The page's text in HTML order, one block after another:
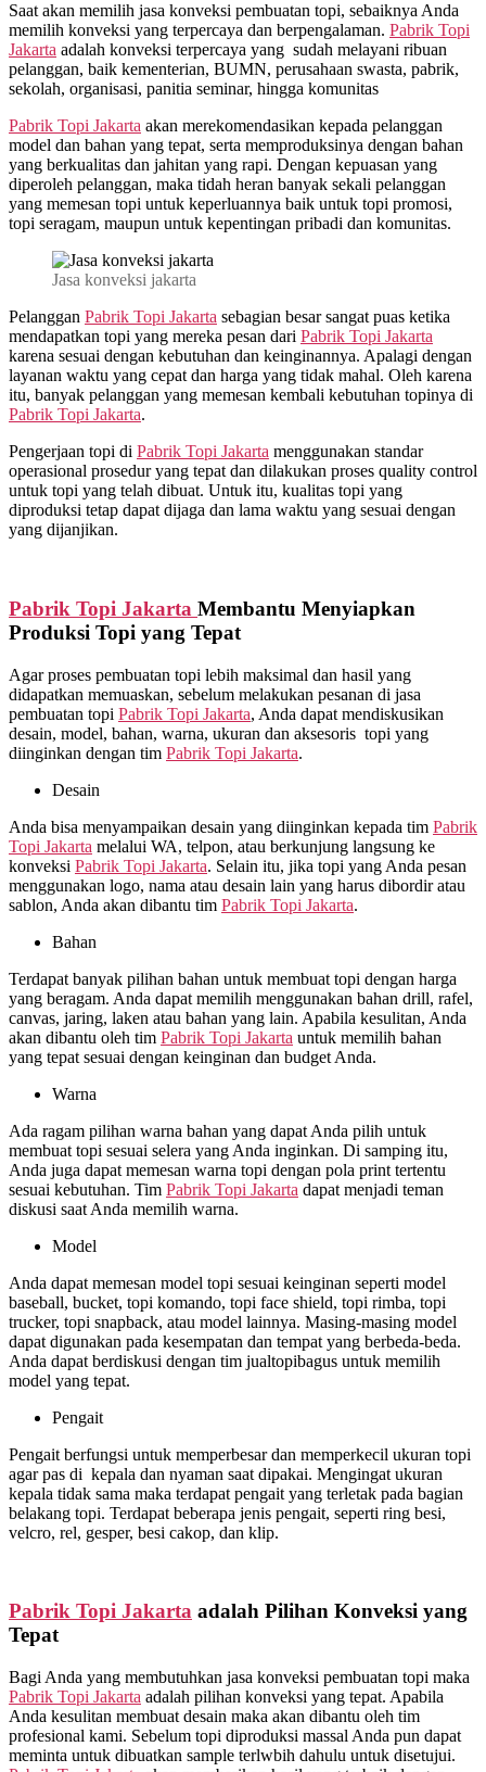
Murah
di
Senen
WA
0815
6854
Saat akan memilih jasa konveksi pembuatan topi, sebaiknya Anda
memilih konveksi yang terpercaya dan berpengalaman. Pabrik Topi
Jakarta adalah konveksi terpercaya yang sudah melayani ribuan
pelanggan, baik kementerian, BUMN, perusahaan swasta, pabrik,
sekolah, organisasi, panitia seminar, hingga komunitas
Pabrik Topi Jakarta akan merekomendasikan kepada pelanggan
model dan bahan yang tepat, serta memproduksinya dengan bahan
yang berkualitas dan jahitan yang rapi. Dengan kepuasan yang
diperoleh pelanggan, maka tidah heran banyak sekali pelanggan
yang memesan topi untuk keperluannya baik untuk topi promosi,
topi seragam, maupun untuk kepentingan pribadi dan komunitas.
Jasa konveksi jakarta
Pelanggan Pabrik Topi Jakarta sebagian besar sangat puas ketika
mendapatkan topi yang mereka pesan dari Pabrik Topi Jakarta
karena sesuai dengan kebutuhan dan keinginannya. Apalagi dengan
layanan waktu yang cepat dan harga yang tidak mahal. Oleh karena
itu, banyak pelanggan yang memesan kembali kebutuhan topinya di
Pabrik Topi Jakarta.
Pengerjaan topi di Pabrik Topi Jakarta menggunakan standar
operasional prosedur yang tepat dan dilakukan proses quality control
untuk topi yang telah dibuat. Untuk itu, kualitas topi yang
diproduksi tetap dapat dijaga dan lama waktu yang sesuai dengan
yang dijanjikan.
Pabrik Topi Jakarta Membantu Menyiapkan
Produksi Topi yang Tepat
Agar proses pembuatan topi lebih maksimal dan hasil yang
didapatkan memuaskan, sebelum melakukan pesanan di jasa
pembuatan topi Pabrik Topi Jakarta, Anda dapat mendiskusikan
desain, model, bahan, warna, ukuran dan aksesoris topi yang
diinginkan dengan tim Pabrik Topi Jakarta.
Desain
Anda bisa menyampaikan desain yang diinginkan kepada tim Pabrik
Topi Jakarta melalui WA, telpon, atau berkunjung langsung ke
konveksi Pabrik Topi Jakarta. Selain itu, jika topi yang Anda pesan
menggunakan logo, nama atau desain lain yang harus dibordir atau
sablon, Anda akan dibantu tim Pabrik Topi Jakarta.
Bahan
Terdapat banyak pilihan bahan untuk membuat topi dengan harga
yang beragam. Anda dapat memilih menggunakan bahan drill, rafel,
canvas, jaring, laken atau bahan yang lain. Apabila kesulitan, Anda
akan dibantu oleh tim Pabrik Topi Jakarta untuk memilih bahan
yang tepat sesuai dengan keinginan dan budget Anda.
Warna
Ada ragam pilihan warna bahan yang dapat Anda pilih untuk
membuat topi sesuai selera yang Anda inginkan. Di samping itu,
Anda juga dapat memesan warna topi dengan pola print tertentu
sesuai kebutuhan. Tim Pabrik Topi Jakarta dapat menjadi teman
diskusi saat Anda memilih warna.
Model
Anda dapat memesan model topi sesuai keinginan seperti model
baseball, bucket, topi komando, topi face shield, topi rimba, topi
trucker, topi snapback, atau model lainnya. Masing-masing model
dapat digunakan pada kesempatan dan tempat yang berbeda-beda.
Anda dapat berdiskusi dengan tim jualtopibagus untuk memilih
model yang tepat.
Pengait
Pengait berfungsi untuk memperbesar dan memperkecil ukuran topi
agar pas di kepala dan nyaman saat dipakai. Mengingat ukuran
kepala tidak sama maka terdapat pengait yang terletak pada bagian
belakang topi. Terdapat beberapa jenis pengait, seperti ring besi,
velcro, rel, gesper, besi cakop, dan klip.
Pabrik Topi Jakarta adalah Pilihan Konveksi yang
Tepat
Bagi Anda yang membutuhkan jasa konveksi pembuatan topi maka
Pabrik Topi Jakarta adalah pilihan konveksi yang tepat. Apabila
Anda kesulitan membuat desain maka akan dibantu oleh tim
profesional kami. Sebelum topi diproduksi massal Anda pun dapat
meminta untuk dibuatkan sample terlwbih dahulu untuk disetujui.